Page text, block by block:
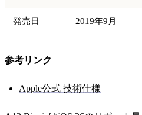
発売日 2019年9月
参考リンク
Apple公式 技術仕様